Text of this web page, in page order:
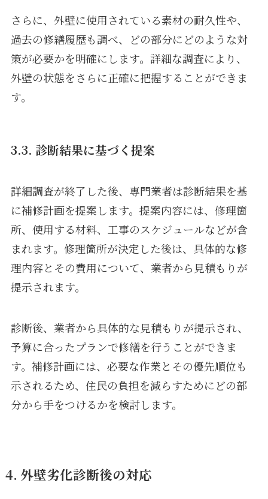
さらに、外壁に使用されている素材の耐久性や、
過去の修繕履歴も調べ、どの部分にどのような対
策が必要かを明確にします。詳細な調査により、
外壁の状態をさらに正確に把握することができま
す。
3.3. 診断結果に基づく提案
詳細調査が終了した後、専門業者は診断結果を基
に補修計画を提案します。提案内容には、修理箇
所、使用する材料、工事のスケジュールなどが含
まれます。修理箇所が決定した後は、具体的な修
理内容とその費用について、業者から見積もりが
提示されます。
診断後、業者から具体的な見積もりが提示され、
予算に合ったプランで修繕を行うことができま
す。補修計画には、必要な作業とその優先順位も
示されるため、住民の負担を減らすためにどの部
分から手をつけるかを検討します。
4. 外壁劣化診断後の対応